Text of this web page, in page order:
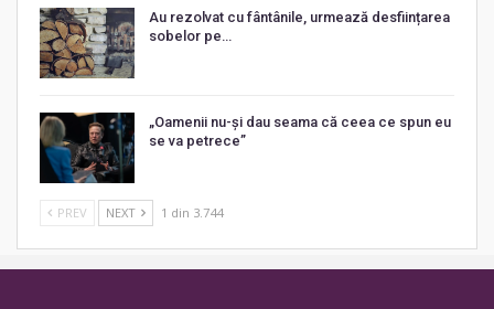
Au rezolvat cu fântânile, urmează desființarea
sobelor pe…
„Oamenii nu-și dau seama că ceea ce spun eu
se va petrece”
PREV NEXT 1 din 3.744